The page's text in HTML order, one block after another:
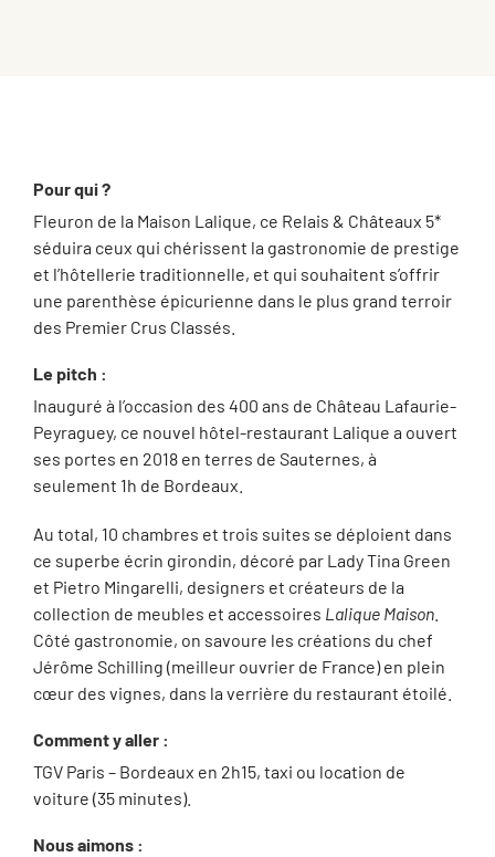
Pour qui ?
Fleuron de la Maison Lalique, ce Relais & Châteaux 5*
séduira ceux qui chérissent la gastronomie de prestige
et l’hôtellerie traditionnelle, et qui souhaitent s’offrir
une parenthèse épicurienne dans le plus grand terroir
des Premier Crus Classés.
Le pitch :
Inauguré à l’occasion des 400 ans de Château Lafaurie-
Peyraguey, ce nouvel hôtel-restaurant Lalique a ouvert
ses portes en 2018 en terres de Sauternes, à
seulement 1h de Bordeaux.
Au total, 10 chambres et trois suites se déploient dans
ce superbe écrin girondin, décoré par Lady Tina Green
et Pietro Mingarelli, designers et créateurs de la
collection de meubles et accessoires Lalique Maison
Côté gastronomie, on savoure les créations du chef
Jérôme Schilling (meilleur ouvrier de France) en plein
cœur des vignes, dans la verrière du restaurant étoilé.
Comment y aller :
TGV Paris – Bordeaux en 2h15, taxi ou location de
voiture (35 minutes).
Nous aimons :